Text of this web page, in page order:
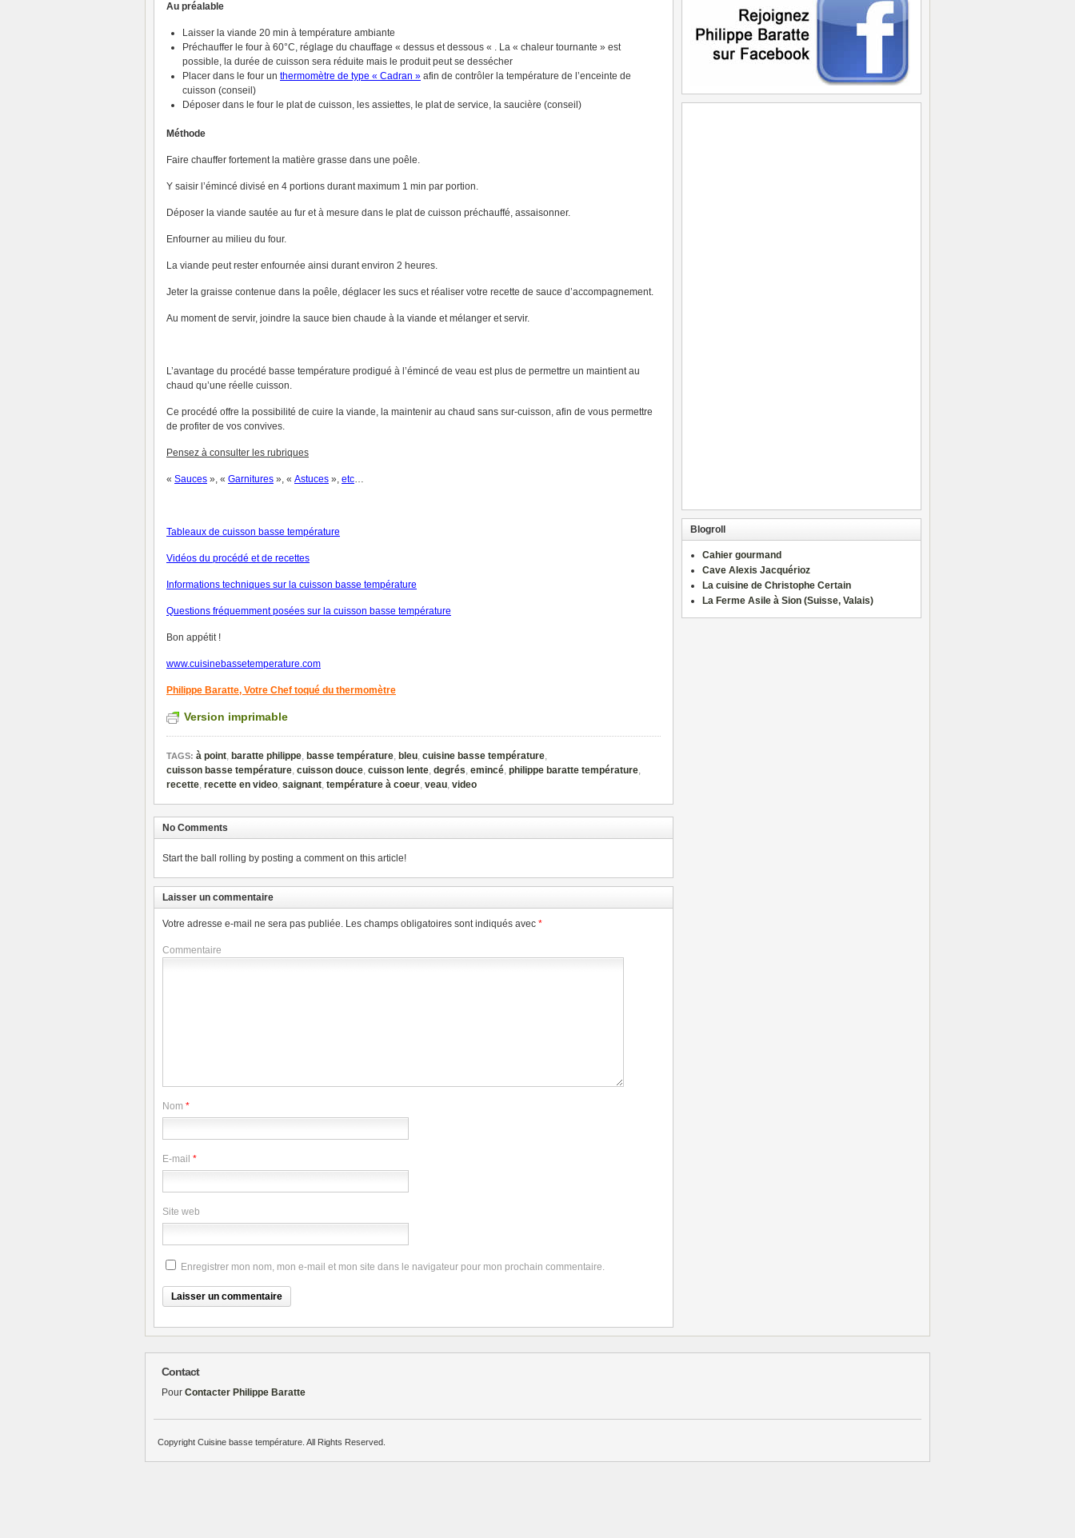
Au préalable
Laisser la viande 20 min à température ambiante
Préchauffer le four à 60°C, réglage du chauffage « dessus et dessous « . La « chaleur tournante » est
possible, la durée de cuisson sera réduite mais le produit peut se dessécher
Placer dans le four un thermomètre de type « Cadran » afin de contrôler la température de l’enceinte de
cuisson (conseil)
Déposer dans le four le plat de cuisson, les assiettes, le plat de service, la saucière (conseil)
Méthode
Faire chauffer fortement la matière grasse dans une poêle.
Y saisir l’émincé divisé en 4 portions durant maximum 1 min par portion.
Déposer la viande sautée au fur et à mesure dans le plat de cuisson préchauffé, assaisonner.
Enfourner au milieu du four.
La viande peut rester enfournée ainsi durant environ 2 heures.
Jeter la graisse contenue dans la poêle, déglacer les sucs et réaliser votre recette de sauce d’accompagnement.
Au moment de servir, joindre la sauce bien chaude à la viande et mélanger et servir.
L’avantage du procédé basse température prodigué à l’émincé de veau est plus de permettre un maintient au
chaud qu’une réelle cuisson.
Ce procédé offre la possibilité de cuire la viande, la maintenir au chaud sans sur-cuisson, afin de vous permettre
de profiter de vos convives.
Pensez à consulter les rubriques
« Sauces », « Garnitures », « Astuces », etc…
Tableaux de cuisson basse température
Vidéos du procédé et de recettes
Informations techniques sur la cuisson basse température
Questions fréquemment posées sur la cuisson basse température
Bon appétit !
www.cuisinebassetemperature.com
Philippe Baratte, Votre Chef toqué du thermomètre
Version imprimable
TAGS: à point, baratte philippe, basse température, bleu, cuisine basse température,
cuisson basse température, cuisson douce, cuisson lente, degrés, emincé, philippe baratte température,
recette, recette en video, saignant, température à coeur, veau, video
No Comments
Start the ball rolling by posting a comment on this article!
Laisser un commentaire
Votre adresse e-mail ne sera pas publiée. Les champs obligatoires sont indiqués avec *
Commentaire
Nom *
E-mail *
Site web
Enregistrer mon nom, mon e-mail et mon site dans le navigateur pour mon prochain commentaire.
Blogroll
Cahier gourmand
Cave Alexis Jacquérioz
La cuisine de Christophe Certain
La Ferme Asile à Sion (Suisse, Valais)
Contact
Pour Contacter Philippe Baratte
Copyright Cuisine basse température. All Rights Reserved.